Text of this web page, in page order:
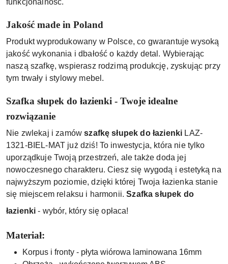
Jakość made in Poland
Produkt wyprodukowany w Polsce, co gwarantuje wysoką
jakość wykonania i dbałość o każdy detal. Wybierając
naszą szafkę, wspierasz rodzimą produkcję, zyskując przy
tym trwały i stylowy mebel.
Szafka słupek do łazienki - Twoje idealne
rozwiązanie
Nie zwlekaj i zamówszafkę słupek do łazienki LAZ-
1321-BIEL-MAT już dziś! To inwestycja, która nie tylko
uporządkuje Twoją przestrzeń, ale także doda jej
nowoczesnego charakteru. Ciesz się wygodą i estetyką na
najwyższym poziomie, dzięki której Twoja łazienka stanie
się miejscem relaksu i harmonii.Szafka słupek do
łazienki - wybór, który się opłaca!
Materiał:
Korpus i fronty - płyta wiórowa laminowana 16mm